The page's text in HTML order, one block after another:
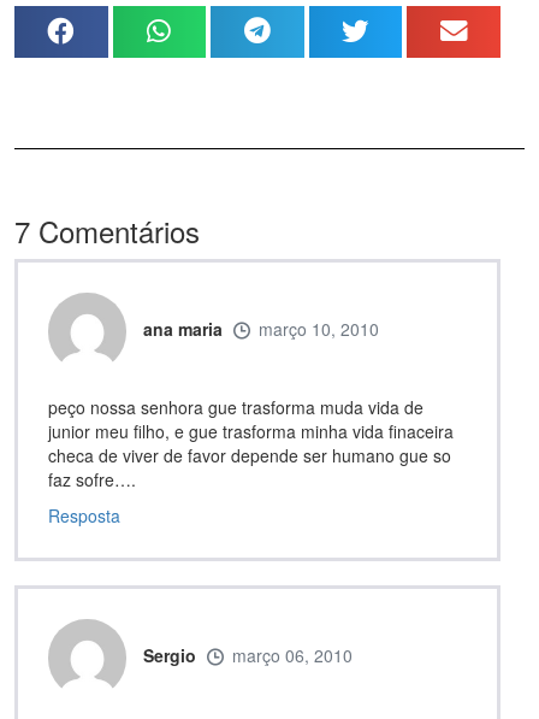
7 Comentários
ana maria março 10, 2010
peço nossa senhora gue trasforma muda vida de
junior meu filho, e gue trasforma minha vida finaceira
checa de viver de favor depende ser humano gue so
faz sofre….
Resposta
Sergio março 06, 2010